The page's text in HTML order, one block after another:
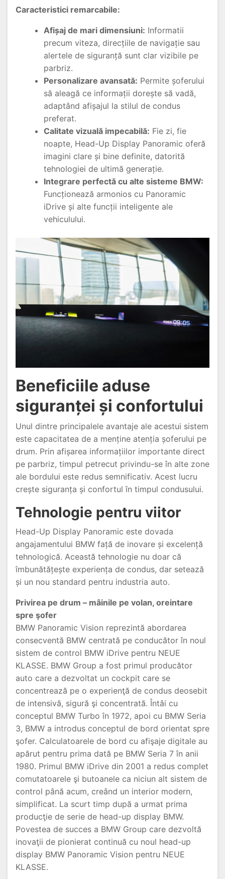
Caracteristici remarcabile:
Afișaj de mari dimensiuni: Informatii
precum viteza, direcțiile de navigație sau
alertele de siguranță sunt clar vizibile pe
parbriz.
Personalizare avansată: Permite șoferului
să aleagă ce informații dorește să vadă,
adaptând afișajul la stilul de condus
preferat.
Calitate vizuală impecabilă: Fie zi, fie
noapte, Head-Up Display Panoramic oferă
imagini clare și bine definite, datorită
tehnologiei de ultimă generație.
Integrare perfectă cu alte sisteme BMW:
Funcționează armonios cu Panoramic
iDrive și alte funcții inteligente ale
vehiculului.
Beneficiile aduse
siguranței și confortului
Unul dintre principalele avantaje ale acestui sistem
este capacitatea de a menține atenția șoferului pe
drum. Prin afișarea informațiilor importante direct
pe parbriz, timpul petrecut privindu-se în alte zone
ale bordului este redus semnificativ. Acest lucru
crește siguranța și confortul în timpul condusului.
Tehnologie pentru viitor
Head-Up Display Panoramic este dovada
angajamentului BMW față de inovare și excelență
tehnologică. Această tehnologie nu doar că
îmbunătățește experiența de condus, dar setează
și un nou standard pentru industria auto.
Privirea pe drum – mâinile pe volan, oreintare
spre şofer
BMW Panoramic Vision reprezintă abordarea
consecventă BMW centrată pe conducător în noul
sistem de control BMW iDrive pentru NEUE
KLASSE. BMW Group a fost primul producător
auto care a dezvoltat un cockpit care se
concentrează pe o experienţă de condus deosebit
de intensivă, sigură şi concentrată. Întâi cu
conceptul BMW Turbo în 1972, apoi cu BMW Seria
3, BMW a introdus conceptul de bord orientat spre
şofer. Calculatoarele de bord cu afişaje digitale au
apărut pentru prima dată pe BMW Seria 7 în anii
1980. Primul BMW iDrive din 2001 a redus complet
comutatoarele şi butoanele ca niciun alt sistem de
control până acum, creând un interior modern,
simplificat. La scurt timp după a urmat prima
producţie de serie de head-up display BMW.
Povestea de succes a BMW Group care dezvoltă
inovaţii de pionierat continuă cu noul head-up
display BMW Panoramic Vision pentru NEUE
KLASSE.